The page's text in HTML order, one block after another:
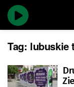
Tag: lubuskie